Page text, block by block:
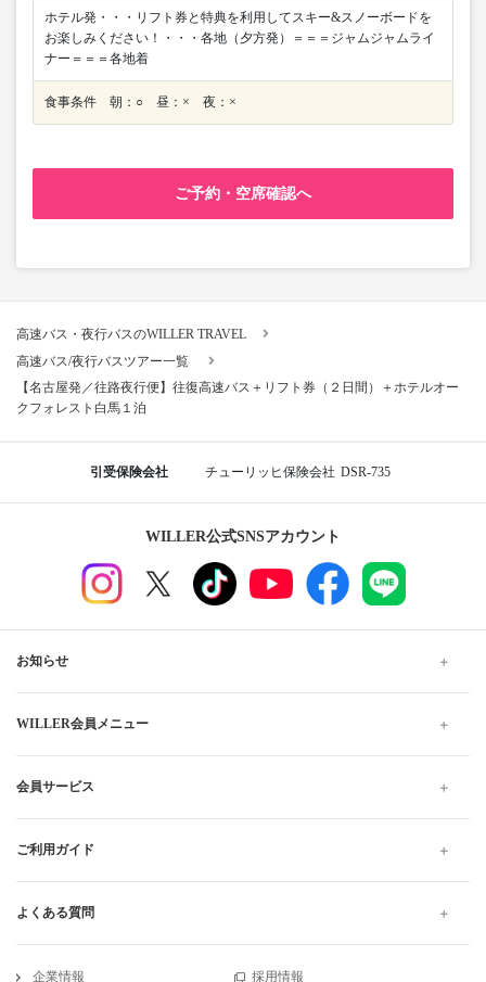
ホテル発・・・リフト券と特典を利用してスキー&スノーボードを
お楽しみください！・・・各地（夕方発）＝＝＝ジャムジャムライ
ナー＝＝＝各地着
食事条件 朝：○ 昼：× 夜：×
ご予約・空席確認へ
高速バス・夜行バスのWILLER TRAVEL
高速バス/夜行バスツアー一覧
【名古屋発／往路夜行便】往復高速バス＋リフト券（２日間）＋ホテルオー
クフォレスト白馬１泊
引受保険会社 チューリッヒ保険会社 DSR-735
WILLER公式SNSアカウント
お知らせ
WILLER会員メニュー
会員サービス
ご利用ガイド
よくある質問
企業情報 採用情報